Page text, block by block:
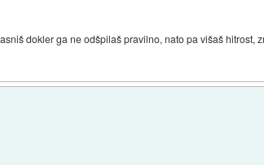
dokler ga ne odšpilaš pravilno, nato pa višaš hitrost,